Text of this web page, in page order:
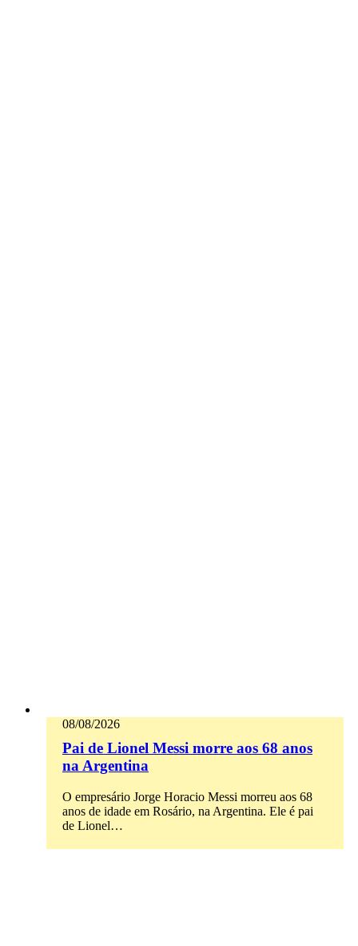
08/08/2026
Pai de Lionel Messi morre aos 68 anos
na Argentina
O empresário Jorge Horacio Messi morreu aos 68
anos de idade em Rosário, na Argentina. Ele é pai
de Lionel…